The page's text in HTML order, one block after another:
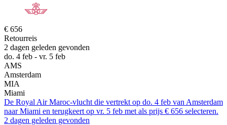
€ 656
Retourreis
2 dagen geleden gevonden
do. 4 feb - vr. 5 feb
AMS
Amsterdam
MIA
Miami
De Royal Air Maroc-vlucht die vertrekt op do. 4 feb van Amsterdam
naar Miami en terugkeert op vr. 5 feb met als prijs € 656 selecteren.
2 dagen geleden gevonden